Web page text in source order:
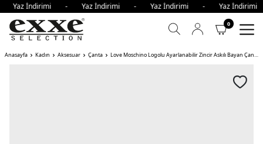
İndirimi - Yaz İndirimi - Yaz İndirimi - Yaz
0
Anasayfa Kadın Aksesuar Çanta Love Moschino Logolu Ayarlanabilir Zincir Askılı Bayan Çanta